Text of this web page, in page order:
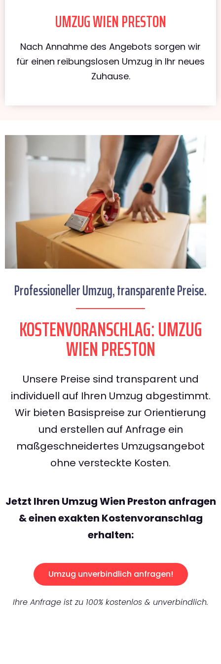
UMZUG WIEN PRESTON
Nach Annahme des Angebots sorgen wir
für einen reibungslosen Umzug in Ihr neues
Zuhause.
Professioneller Umzug, transparente Preise.
KOSTENVORANSCHLAG: UMZUG
WIEN PRESTON
Unsere Preise sind transparent und
individuell auf Ihren Umzug abgestimmt.
Wir bieten Basispreise zur Orientierung
und erstellen auf Anfrage ein
maßgeschneidertes Umzugsangebot
ohne versteckte Kosten.
Jetzt Ihren Umzug Wien Preston anfragen
& einen exakten Kostenvoranschlag
erhalten:
Umzug unverbindlich anfragen!
Ihre Anfrage ist zu 100% kostenlos & unverbindlich.